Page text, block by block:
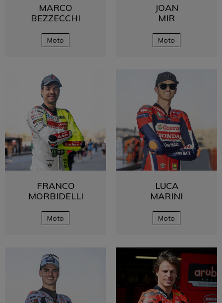
MARCO
BEZZECCHI
Moto
JOAN
MIR
Moto
FRANCO
MORBIDELLI
Moto
LUCA
MARINI
Moto